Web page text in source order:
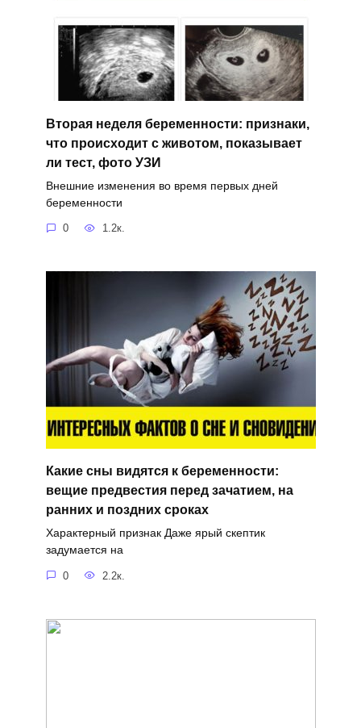
Вторая неделя беременности: признаки,
что происходит с животом, показывает
ли тест, фото УЗИ
Внешние изменения во время первых дней
беременности
0 1.2к.
Какие сны видятся к беременности:
вещие предвестия перед зачатием, на
ранних и поздних сроках
Характерный признак Даже ярый скептик
задумается на
0 2.2к.